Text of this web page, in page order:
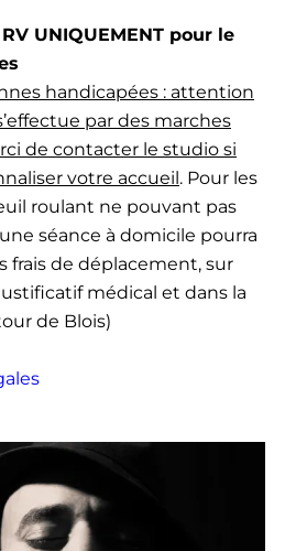
UNIQUEMENT pour le
handicapées : attention
par des marches
de contacter le studio si
votre accueil. Pour les
roulant ne pouvant pas
séance à domicile pourra
frais de déplacement, sur
médical et dans la
de Blois)